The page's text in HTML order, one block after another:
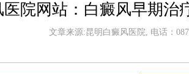
医院网站：白癜风早期治
文章来源:昆明白癜风医院, 电话：